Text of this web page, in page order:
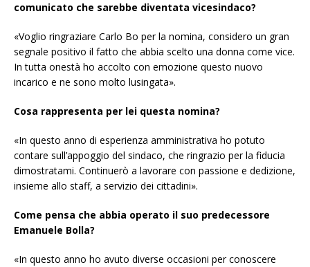
comunicato che sarebbe diventata vicesindaco?
«Voglio ringraziare Carlo Bo per la nomina, considero un gran
segnale positivo il fatto che abbia scelto una donna come vice.
In tutta onestà ho accolto con emozione questo nuovo
incarico e ne sono molto lusingata».
Cosa rappresenta per lei questa nomina?
«In questo anno di esperienza amministrativa ho potuto
contare sull’appoggio del sindaco, che ringrazio per la fiducia
dimostratami. Continuerò a lavorare con passione e dedizione,
insieme allo staff, a servizio dei cittadini».
Come pensa che abbia operato il suo predecessore
Emanuele Bolla?
«In questo anno ho avuto diverse occasioni per conoscere